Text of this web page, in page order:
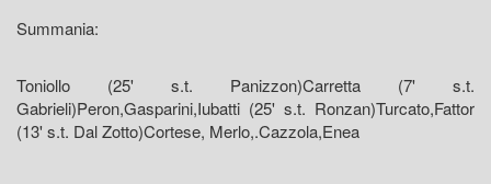
Summania:
Toniollo (25' s.t. Panizzon)Carretta (7' s.t.
Gabrieli)Peron,Gasparini,Iubatti (25' s.t. Ronzan)Turcato,Fattor
(13' s.t. Dal Zotto)Cortese, Merlo,.Cazzola,Enea